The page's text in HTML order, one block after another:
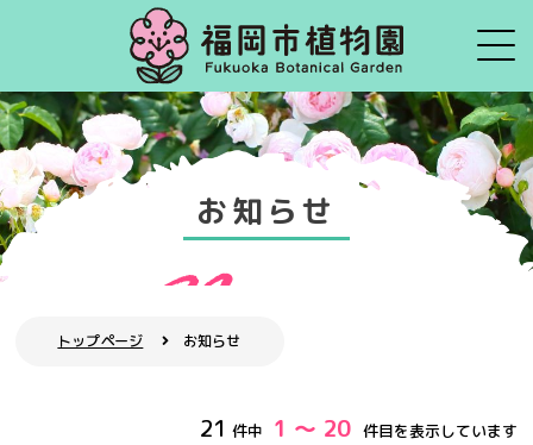
お知らせ
トップページ お知らせ
21 件中 1 ～ 20 件目を表示しています